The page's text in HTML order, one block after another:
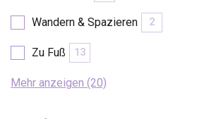
Wandern & Spazieren 2
Zu Fuß 13
Mehr anzeigen (20)